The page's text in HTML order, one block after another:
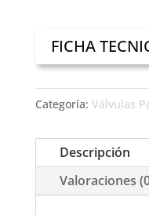
FICHA
Categoría: Válvulas
Descripción
Valoraciones